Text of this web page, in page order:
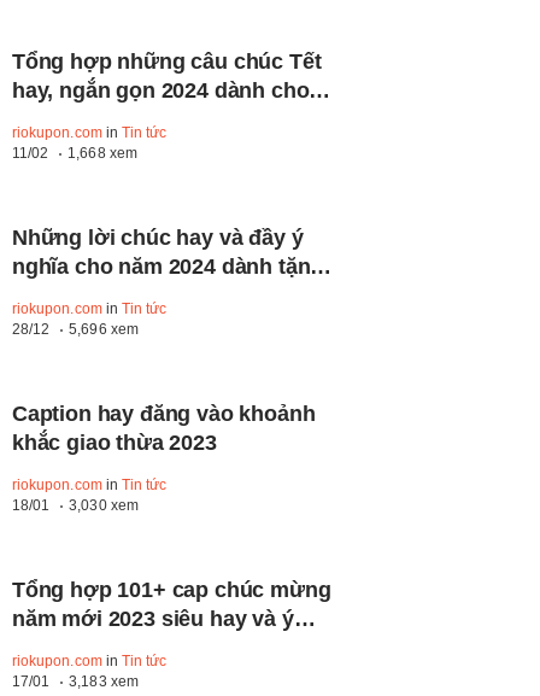
Tổng hợp những câu chúc Tết
hay, ngắn gọn 2024 dành cho
riokupon.comin Tin tức
11/02
1,668 xem
Những lời chúc hay và đầy ý
nghĩa cho năm 2024 dành tặng
bạn bè, người thân
riokupon.comin Tin tức
28/12
5,696 xem
Caption hay đăng vào khoảnh
khắc giao thừa 2023
riokupon.comin Tin tức
18/01
3,030 xem
Tổng hợp 101+ cap chúc mừng
năm mới 2023 siêu hay và ý
riokupon.comin Tin tức
17/01
3,183 xem